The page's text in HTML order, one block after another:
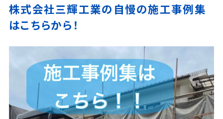
株式会社三輝工業の自慢の施工事例集
はこちらから！